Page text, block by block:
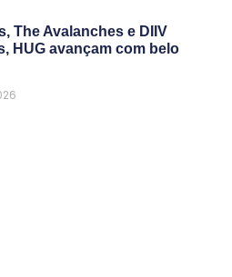
The Avalanches e DIIV
HUG avançam com belo